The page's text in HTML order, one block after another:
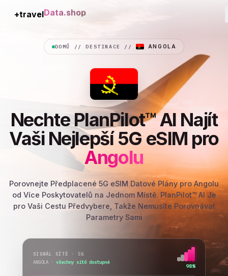
+travelConnection
DOMŮ //DESTINACE // ANGOLA
Nechte PlanPilot™ AI Najít
Vaši Nejlepší 5G eSIM pro
Angolu
Porovnejte Předplacené 5G eSIM Datové Plány pro Angolu
od Více Poskytovatelů na Jednom Místě. PlanPilot™ AI Je
pro Vaši Cestu Předvybere, Takže Nemusíte Porovnávat
Parametry Sami
SIGNÁL SÍTĚ · 5G
ANGOLA · přepínám síť...
76%